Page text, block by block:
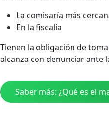
La comisaría más
En la fiscalía
Tienen la obligación de
alcanza con denunciar ante
Saber más: ¿Qué es el